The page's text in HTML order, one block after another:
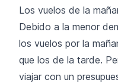
Los vuelos de la
Debido a la menor
los vuelos por la
que los de la tarde.
viajar con un